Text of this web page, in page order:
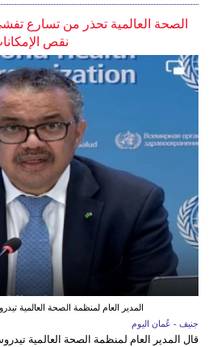
الصحة العالمية تحذر من تسارع
نقص
المدير العام لمنظمة الصحة العالمية
جنيف - عُمان اليوم
قال المدير العام لمنظمة الصحة العالمية